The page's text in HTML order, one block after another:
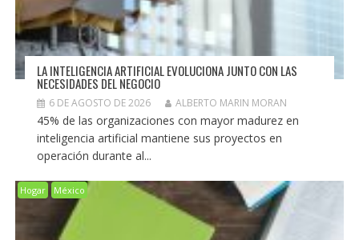
LA INTELIGENCIA ARTIFICIAL EVOLUCIONA JUNTO CON LAS
NECESIDADES DEL NEGOCIO
6 DE AGOSTO DE 2026 ALBERTO MARIN MORAN
45% de las organizaciones con mayor madurez en
inteligencia artificial mantiene sus proyectos en
operación durante al...
Hogar México